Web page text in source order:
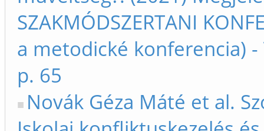
SZAKMÓDSZERTANI
a metodické konferencia) -
p. 65
Novák Géza Máté et al.